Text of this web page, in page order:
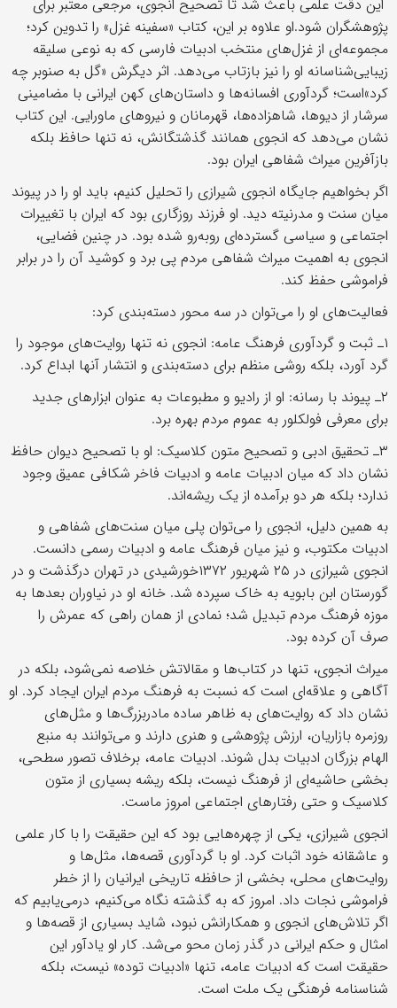
این دقت علمی باعث شد تا تصحیح انجوی، مرجعی معتبر برای
پژوهشگران شود.او علاوه بر این، کتاب «سفینه‌ غزل» را تدوین کرد؛
مجموعه‌ای از غزل‌های منتخب ادبیات فارسی که به نوعی سلیقه‌
زیبایی‌شناسانه‌ او را نیز بازتاب می‌دهد. اثر دیگرش «گل به صنوبر چه
کرد»است؛ گردآوری افسانه‌ها و داستان‌های کهن ایرانی با مضامینی
سرشار از دیوها، شاهزاده‌ها، قهرمانان و نیروهای ماورایی. این کتاب
نشان می‌دهد که انجوی همانند گذشتگانش، نه تنها حافظ بلکه
بازآفرین میراث شفاهی ایران بود.
اگر بخواهیم جایگاه انجوی شیرازی را تحلیل کنیم، باید او را در پیوند
میان سنت و مدرنیته دید. او فرزند روزگاری بود که ایران با تغییرات
اجتماعی و سیاسی گسترده‌ای روبه‌رو شده بود. در چنین فضایی،
انجوی به اهمیت میراث شفاهی مردم پی برد و کوشید آن را در برابر
فراموشی حفظ کند.
فعالیت‌های او را می‌توان در سه محور دسته‌بندی کرد:
۱ـ ثبت و گردآوری فرهنگ عامه: انجوی نه تنها روایت‌های موجود را
گرد آورد، بلکه روشی منظم برای دسته‌بندی و انتشار آنها ابداع کرد.
۲ـ پیوند با رسانه: او از رادیو و مطبوعات به عنوان ابزارهای جدید
برای معرفی فولکلور به عموم مردم بهره برد.
۳ـ تحقیق ادبی و تصحیح متون کلاسیک: او با تصحیح دیوان حافظ
نشان داد که میان ادبیات عامه و ادبیات فاخر شکافی عمیق وجود
ندارد؛ بلکه هر دو برآمده از یک ریشه‌اند.
به همین دلیل، انجوی را می‌توان پلی میان سنت‌های شفاهی و
ادبیات مکتوب، و نیز میان فرهنگ عامه و ادبیات رسمی دانست.
انجوی شیرازی در ۲۵ شهریور ۱۳۷۲خورشیدی در تهران درگذشت و در
گورستان ابن بابویه به خاک سپرده شد. خانه‌ او در نیاوران بعدها به
موزه‌ فرهنگ مردم تبدیل شد؛ نمادی از همان راهی که عمرش را
صرف آن کرده بود.
میراث انجوی، تنها در کتاب‌ها و مقالاتش خلاصه نمی‌شود، بلکه در
آگاهی و علاقه‌ای است که نسبت به فرهنگ مردم ایران ایجاد کرد. او
نشان داد که روایت‌های به ظاهر ساده‌ مادربزرگ‌ها و مثل‌های
روزمره‌ بازاریان، ارزش پژوهشی و هنری دارند و می‌توانند به منبع
الهام بزرگان ادبیات بدل شوند. ادبیات عامه، برخلاف تصور سطحی،
بخشی حاشیه‌ای از فرهنگ نیست، بلکه ریشه‌ بسیاری از متون
کلاسیک و حتی رفتارهای اجتماعی امروز ماست.
انجوی شیرازی، یکی از چهره‌هایی بود که این حقیقت را با کار علمی
و عاشقانه‌ خود اثبات کرد. او با گردآوری قصه‌ها، مثل‌ها و
روایت‌های محلی، بخشی از حافظه‌ تاریخی ایرانیان را از خطر
فراموشی نجات داد. امروز که به گذشته نگاه می‌کنیم، درمی‌یابیم که
اگر تلاش‌های انجوی و همکارانش نبود، شاید بسیاری از قصه‌ها و
امثال و حکم ایرانی در گذر زمان محو می‌شد. کار او یادآور این
حقیقت است که ادبیات عامه، تنها «ادبیات توده» نیست، بلکه
شناسنامه‌ فرهنگی یک ملت است.